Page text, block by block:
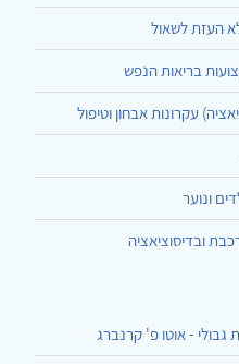
העזת לשאול
בריאות הנפש
עקרונות אבחון וטיפול
ונוער
ובדיסוציאציה
גבולי - אוטו פ' קרנברג